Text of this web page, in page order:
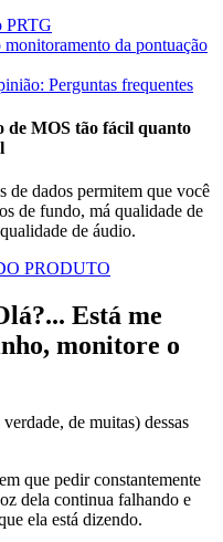
PRTG
da pontuação
Perguntas frequentes
de MOS tão fácil quanto
de dados permitem que você
de fundo, má qualidade de
de áudio.
PRODUTO
Está me
monitore o
de muitas) dessas
que pedir constantemente
dela continua falhando e
ela está dizendo.